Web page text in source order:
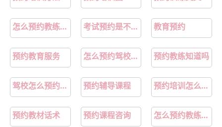
怎么预约教练练车 考试预约是不是让教练预约得快一点 教育预约
预约教育服务 怎么预约驾校教练学车 预约教练知道吗
驾校怎么预约教练 预约辅导课程 预约培训怎么预约
预约教材话术 预约课程咨询 怎么预约教练学车